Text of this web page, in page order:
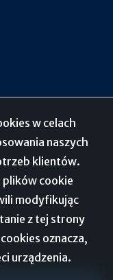
w celach
naszych
klientów.
cookie
modyfikując
z tej strony
oznacza,
urządzenia.